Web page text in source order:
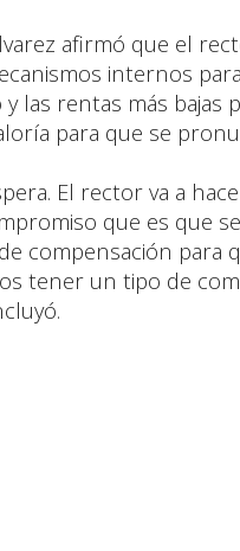
afirmó que el
internos
las rentas más bajas
para que se
El rector va a
que es que
compensación para
tener un tipo de